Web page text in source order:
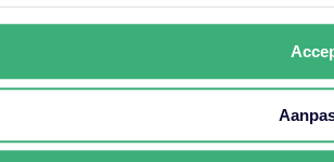
uw persoonlijke gegevens worden
functionele en analytische cookies.
jou makkelijker en persoonlijker te
binnen en buiten onze website volgen